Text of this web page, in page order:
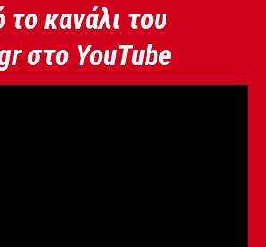
κανάλι του
στο YouTube